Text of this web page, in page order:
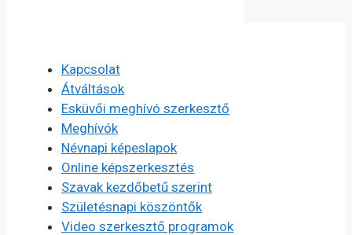
Kapcsolat
Átváltások
Esküvői meghívó szerkesztő
Meghívók
Névnapi képeslapok
Online képszerkesztés
Szavak kezdőbetű szerint
Születésnapi köszöntők
Video szerkesztő programok